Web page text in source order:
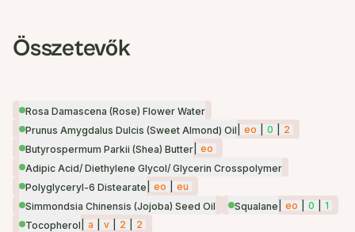
Összetevők
Rosa Damascena (Rose) Flower Water
Prunus Amygdalus Dulcis (Sweet Almond) Oil
eo 0
2
Butyrospermum Parkii (Shea) Butter eo
Adipic Acid/ Diethylene Glycol/ Glycerin Crosspolymer
Polyglyceryl-6 Distearate
eo
eu
Simmondsia Chinensis (Jojoba) Seed Oil
Squalane eo 0
1
Tocopherol
a v 2
2